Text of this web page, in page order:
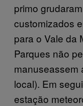
primo
customizados
para o Vale da
Parques não
manuseassem
local). Em
estação